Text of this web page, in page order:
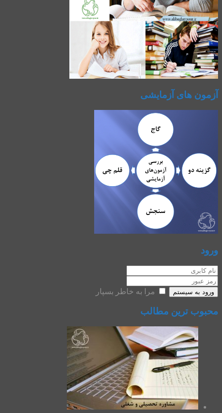
آزمون های آزمایشی
ورود
ورود به سیستم مرا به خاطر بسپار
محبوب ترین مطالب